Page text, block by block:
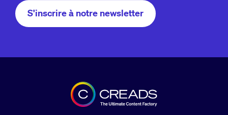
S'inscrire à notre newsletter